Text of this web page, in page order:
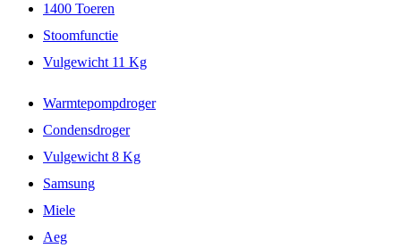
1400 Toeren
Stoomfunctie
Vulgewicht 11 Kg
Warmtepompdroger
Condensdroger
Vulgewicht 8 Kg
Samsung
Miele
Aeg